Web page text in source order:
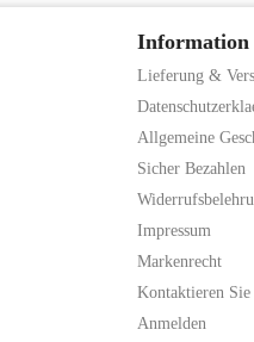
Information
Lieferung &
Allgemeine
Sicher Bezahlen
Impressum
Markenrecht
Kontaktieren Sie
Anmelden